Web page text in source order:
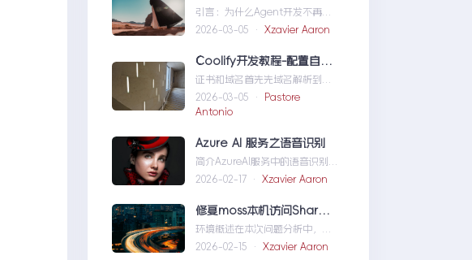
引言：为什么Agent开发不再是
少数人的游戏近年来，随着人工
AIAgen...MVP聚技站｜
钟构建你的第一个AIAgent
2026-03-05 · Xzavier Aaron
Coolify开发教程-配置自定义域名和证书
证书和域名首先先域名解析到
Coolify所在的服务器，然后获取
你的证书NGINX版本的，这里就
义域名和证书
2026-03-05 ·
Pastore
Antonio
Azure AI 服务之语音识别
简介AzureAI服务中的语音识别
API是微软提供的一项先进技术，
语...AzureAI服务之语音识别
2026-02-17 · Xzavier Aaron
修复moss本机访问SharePoint 401.1 HTTP错误
环境概述在本次问题分析中，我
们首先需要明确系统的运行环
2026-02-15 · Xzavier Aaron